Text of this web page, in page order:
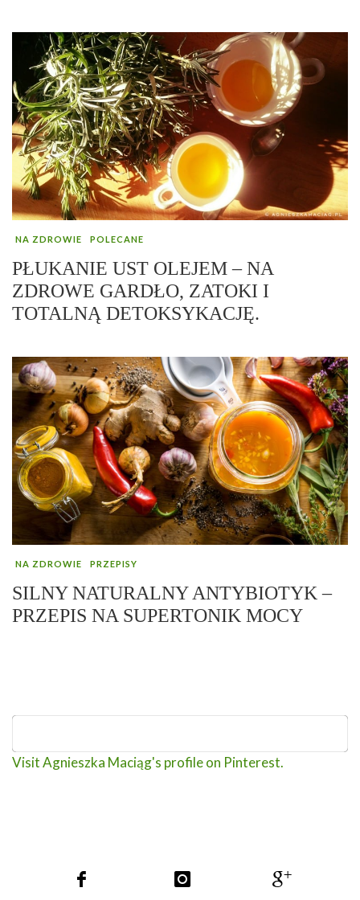
NA ZDROWIE POLECANE
PŁUKANIE UST OLEJEM – NA
ZDROWE GARDŁO, ZATOKI I
TOTALNĄ DETOKSYKACJĘ.
NA ZDROWIE PRZEPISY
SILNY NATURALNY ANTYBIOTYK –
PRZEPIS NA SUPERTONIK MOCY
Visit Agnieszka Maciąg's profile on Pinterest.